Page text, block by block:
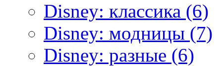
Disney: классика (6)
Disney: модницы (7)
Disney: разные (6)